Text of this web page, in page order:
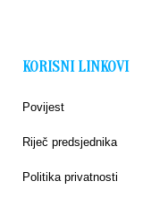
KORISNI LINKOVI
Povijest
Riječ predsjednika
Politika privatnosti